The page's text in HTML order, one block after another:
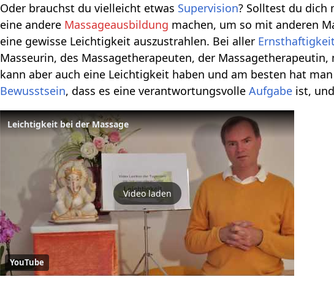
Oder brauchst du vielleicht etwas Supervision? Solltest du dich
eine andere Massageausbildung machen, um so mit anderen
eine gewisse Leichtigkeit auszustrahlen. Bei aller Ernsthaftigkeit
Masseurin, des Massagetherapeuten, der Massagetherapeutin,
kann aber auch eine Leichtigkeit haben und am besten hat
Bewusstsein, dass es eine verantwortungsvolleAufgabe ist,
Leichtigkeit bei der Massage
Video laden
YouTube